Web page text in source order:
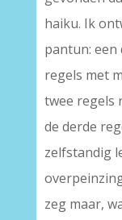
haiku. Ik
pantun:
regels met
twee regels
de derde
zelfstandig
zeg maar,